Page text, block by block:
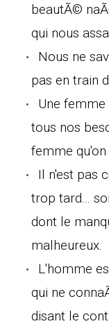
beautÃ©
qui nous
Nous ne
pas en train
Une
tous nos
femme qu'on
Il n'est pas
trop tard...
dont le
malheureux.
L'homme
qui ne
disant le